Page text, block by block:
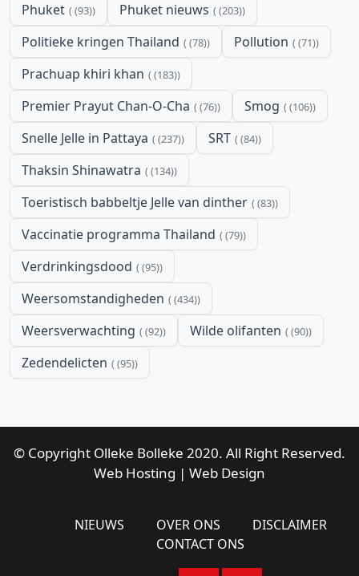
Phuket (93) Phuket nieuws (203)
Politieke kringen Thailand (78) Pollution (71)
Prachuap khiri khan (183)
Premier Prayut Chan-O-Cha (76) Smog (106)
Snelle Jelle in Pattaya (237) SRT (84)
Thaksin Shinawatra (134)
Toeristisch babbeltje Jelle van dinther (83)
Vaccinatie programma Thailand (79)
Verdrinkingsdood (95)
Weersomstandigheden (434)
Weersverwachting (92) Wilde olifanten (90)
Zedendelicten (95)
© Copyright Olleke Bolleke 2020. All Right Reserved.
Web Hosting | Web Design
NIEUWS OVER ONS
DISCLAIMER
CONTACT ONS